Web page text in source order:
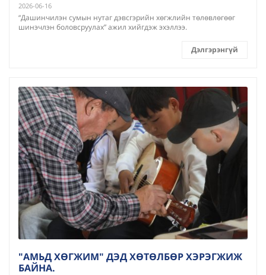
2026-06-16
“Дашинчилэн сумын нутаг дэвсгэрийн хөгжлийн төлөвлөгөөг
шинэчлэн боловсруулах” ажил хийгдэж эхэллээ.
Дэлгэрэнгүй
"АМЬД ХӨГЖИМ" ДЭД ХӨТӨЛБӨР ХЭРЭГЖИЖ
БАЙНА.